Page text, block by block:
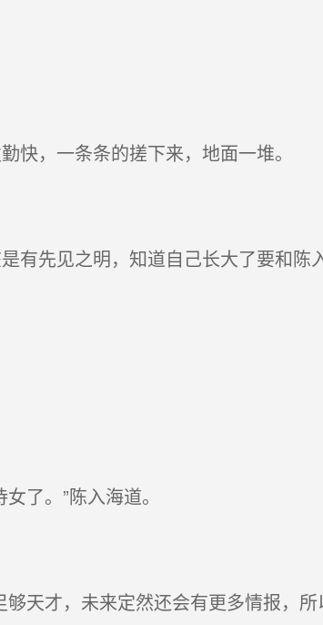
，一条条的搓下来，地面一堆。
有先见之明，知道自己长大了要和陈
了。”陈入海道。
天才，未来定然还会有更多情报，